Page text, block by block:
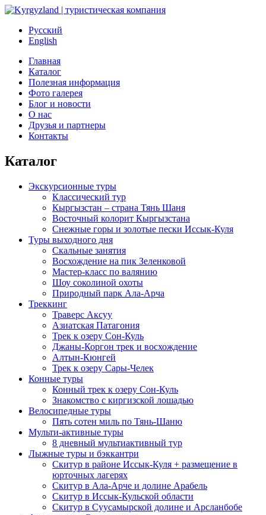
Русский
English
Главная
Каталог
Полезная информация
Фото галерея
Блог и новости
О нас
Друзья и партнеры
Контакты
Каталог
Экскурсионные туры
Классический тур
Кыргызстан – страна Тянь Шаня
Восточный колорит Кыргызстана
Снежные горы и золотые пески Иссык-Куля
Туры выходного дня
Скальные занятия
Восхождение на пик Зеленковой
Мастер-класс по валянию
Шоу соколиной охоты
Природный парк Ала-Арча
Треккинг
Траверс Аксуу
Азиатская Патагония
Трек к озеру Сон-Куль
Джаны-Коргон трек и восхождение
Алтын-Кюнгей
Трек к озеру Сары-Челек
Конные туры
Конный трек к озеру Сон-Куль
Знакомство с киргизской лошадью
Велосипедные туры
Пять сотен миль по Тянь-Шаню
Мульти-активные туры
8 дневный мультиактивный тур
Лыжные туры и бэккантри
Скитур в районе Иссык-Куля + размещение в
юрточных лагерях
Скитур в Ала-Арче и долине Арабель
Скитур в Иссык-Кульской области
Скитур в Суусамырской долине и Арсланбобе